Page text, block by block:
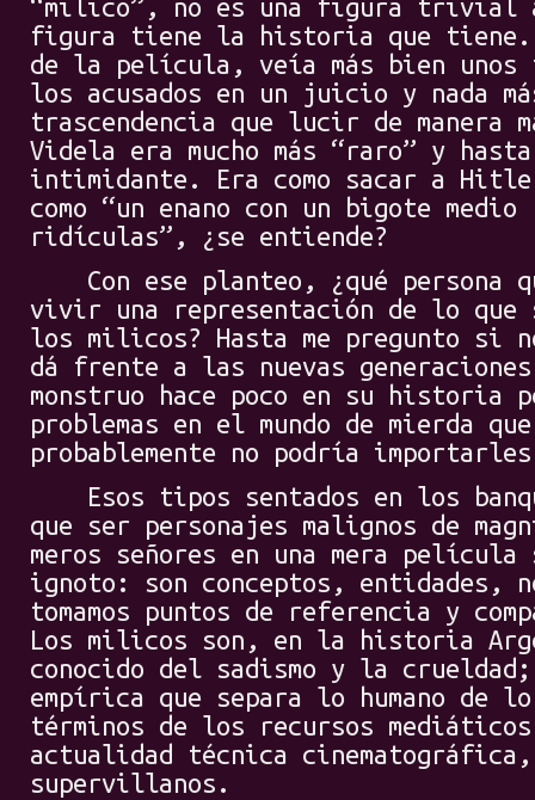
“milico”, no es una figura trivial
figura tiene la historia que tiene.
de la película, veía más bien unos
los acusados en un juicio y nada
trascendencia que lucir de manera
Videla era mucho más “raro” y
intimidante. Era como sacar a
como “un enano con un bigote
ridículas”, ¿se entiende?
Con ese planteo, ¿qué persona
vivir una representación de lo que
los milicos? Hasta me pregunto si
dá frente a las nuevas
monstruo hace poco en su historia
problemas en el mundo de mierda
probablemente no podría importarles
Esos tipos sentados en los
que ser personajes malignos de
meros señores en una mera
ignoto: son conceptos, entidades,
tomamos puntos de referencia y
Los milicos son, en la historia
conocido del sadismo y la
empírica que separa lo humano de
términos de los recursos
actualidad técnica
supervillanos.